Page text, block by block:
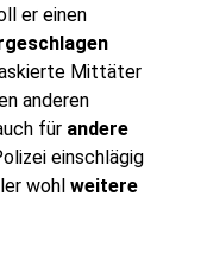
er einen
Mittäter
anderen
für andere
einschlägig
wohl weitere